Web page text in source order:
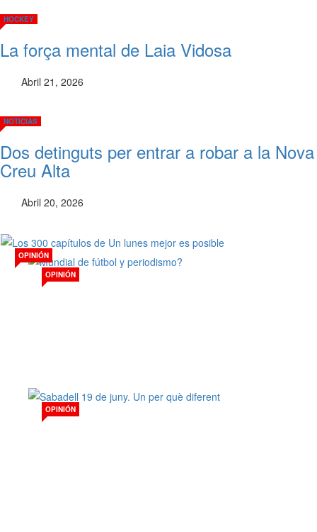
HOCKEY
La força mental de Laia Vidosa
Abril 21, 2026
NOTICIAS
Dos detinguts per entrar a robar a la Nova
Creu Alta
Abril 20, 2026
© Free Joomla! 3 Modules- byVinaGecko.com
Los 300 capítulos de Un lunes mejor es posible
OPINIÓN
OPINIÓN
OPINIÓN